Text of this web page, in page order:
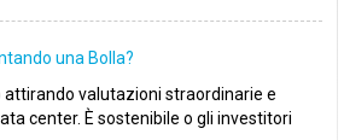
una Bolla?
attirando valutazioni straordinarie e
center. È sostenibile o gli investitori